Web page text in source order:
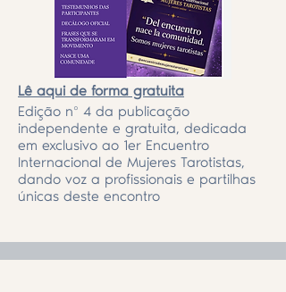
Lê aqui de forma gratuita
Edição nº 4 da publicação
independente e gratuita, dedicada
em exclusivo ao 1er Encuentro
Internacional de Mujeres Tarotistas,
dando voz a profissionais e partilhas
únicas deste encontro